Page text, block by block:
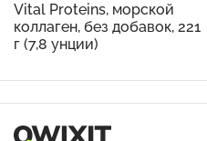
Vital Proteins, морской
коллаген, без добавок, 221
г (7,8 унции)